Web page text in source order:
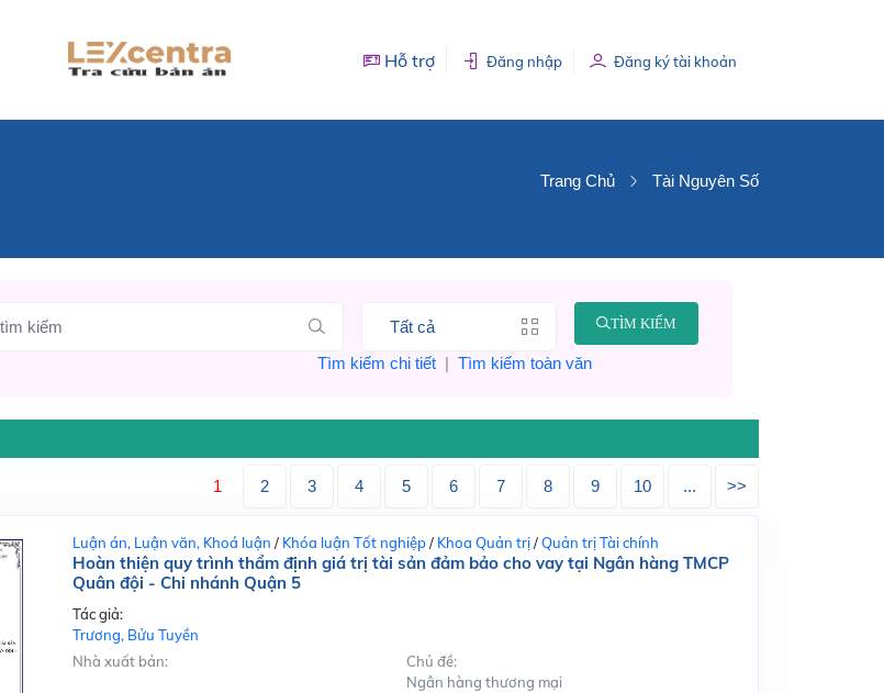
Hỗ trợ Đăng nhập Đăng ký tài khoản
Trang Chủ Tài Nguyên Số
TÌM KIẾM
Tìm kiếm chi tiết| Tìm kiếm toàn văn
1 2 3 4 5 6 7 8 9 10 ... >>
Luận án, Luận văn, Khoá luận / Khóa luận Tốt nghiệp/ Khoa Quản trị/Quản trị Tài chính
Hoàn thiện quy trình thẩm định giá trị tài sản đảm bảo cho vay tại Ngân hàng TMCP
Quân đội - Chi nhánh Quận 5
Tác giả:
Trương, Bửu Tuyền
Nhà xuất bản:
Chủ đề:
Ngân hàng thương mại